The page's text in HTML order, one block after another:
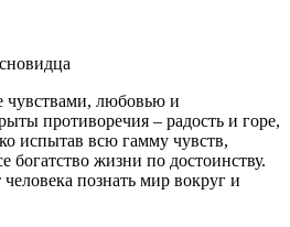
чувствами, любовью и
противоречия – радость и горе,
испытав всю гамму чувств,
богатство жизни по достоинству.
познать мир вокруг и